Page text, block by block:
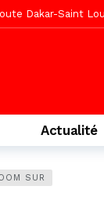
Une première,
Pape Cheikh
Magal 2026, le
L’arrivée
Grand Thiès en
du Mouvement
Actualité
SUR